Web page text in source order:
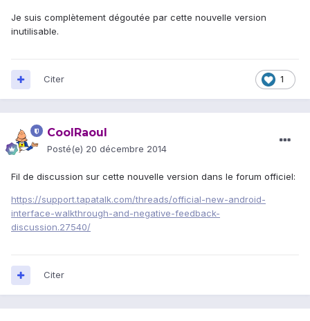
Je suis complètement dégoutée par cette nouvelle version
inutilisable.
1
Citer
CoolRaoul
Posté(e) 20 décembre 2014
Fil de discussion sur cette nouvelle version dans le forum officiel:
https://support.tapatalk.com/threads/official-new-android-
interface-walkthrough-and-negative-feedback-
discussion.27540/
Citer